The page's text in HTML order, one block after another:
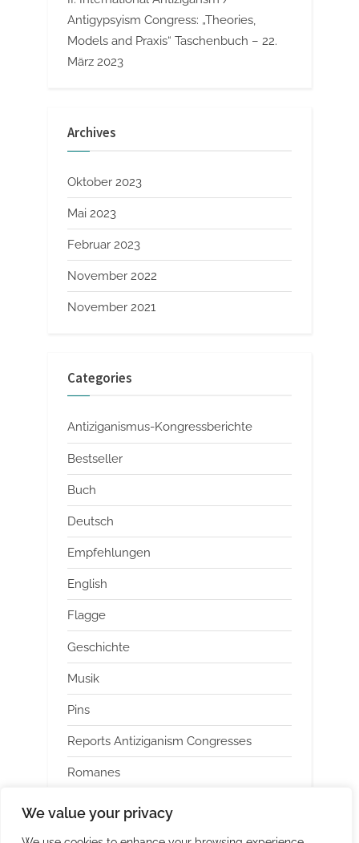
We value your privacy
Antigypsyism Congress: „Theories,
Models and Praxis“ Taschenbuch – 22.
März 2023
Archives
Oktober 2023
Mai 2023
Februar 2023
November 2022
November 2021
Categories
Antiziganismus-Kongressberichte
Bestseller
Buch
Deutsch
Empfehlungen
English
Flagge
Geschichte
Musik
Pins
Reports Antiziganism Congresses
Romanes
Uncategorized